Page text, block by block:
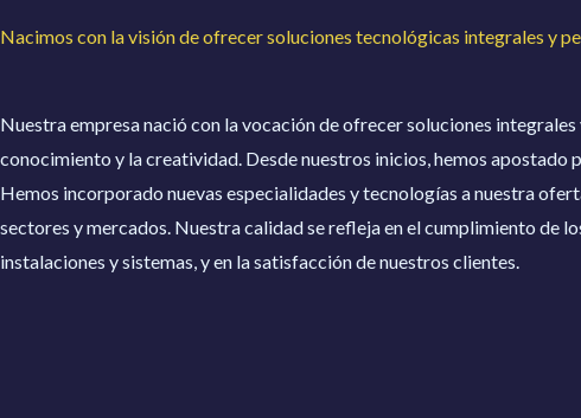
Nacimos con la visión de ofrecer soluciones tecnológicas integrales y
Nuestra empresa nació con la vocación de ofrecer soluciones
conocimiento y la creatividad. Desde nuestros inicios, hemos
Hemos incorporado nuevas especialidades y tecnologías a nuestra
sectores y mercados. Nuestra calidad se refleja en el cumplimiento de
instalaciones y sistemas, y en la satisfacción de nuestros clientes.